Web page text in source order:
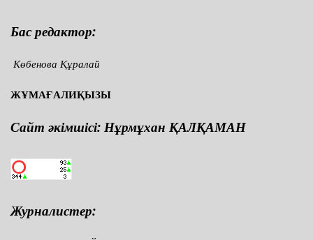
Бас редактор:
Көбенова Құралай
ЖҰМАҒАЛИҚЫЗЫ
Сайт әкімшісі: Нұрмұхан ҚАЛҚАМАН
Журналистер: